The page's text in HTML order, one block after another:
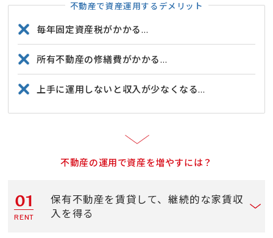
不動産で資産運用するデメリット
毎年固定資産税がかかる…
所有不動産の修繕費がかかる…
上手に運用しないと収入が少なくなる…
不動産の運用で資産を増やすには？
01
RENT
保有不動産を賃貸して、継続的な家賃収
入を得る